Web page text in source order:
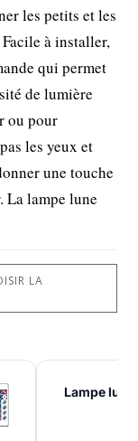
les petits et les
à installer,
qui permet
de lumière
ou pour
les yeux et
une touche
La lampe lune
LA
Lampe